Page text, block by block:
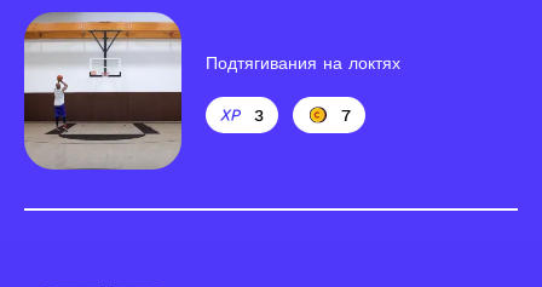
Подтягивания на локтях
3 7